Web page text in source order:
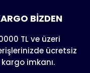
Yorum Yaz
Soru Sor
BİZDEN
TL ve üzeri
ücretsiz
kargo imkanı.